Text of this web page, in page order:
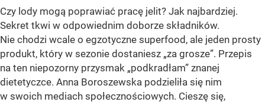
Czy lody mogą poprawiać pracę jelit? Jak najbardziej.
Sekret tkwi w odpowiednim doborze składników.
Nie chodzi wcale o egzotyczne superfood, ale jeden prosty
produkt, który w sezonie dostaniesz „za grosze”. Przepis
na ten niepozorny przysmak „podkradłam” znanej
dietetyczce. Anna Boroszewska podzieliła się nim
w swoich mediach społecznościowych. Cieszę się,